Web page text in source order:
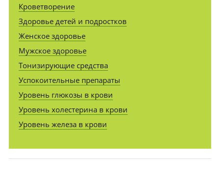
Кроветворение
Здоровье детей и подростков
Женское здоровье
Мужское здоровье
Тонизирующие средства
Успокоительные препараты
Уровень глюкозы в крови
Уровень холестерина в крови
Уровень железа в крови